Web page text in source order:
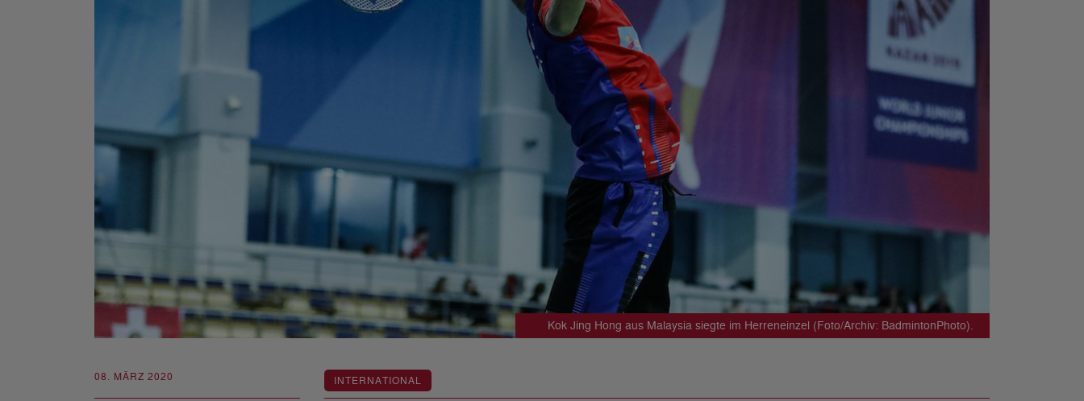
Kok Jing Hong aus Malaysia siegte im Herreneinzel (Foto/Archiv: BadmintonPhoto).
08. MÄRZ 2020 INTERNATIONAL